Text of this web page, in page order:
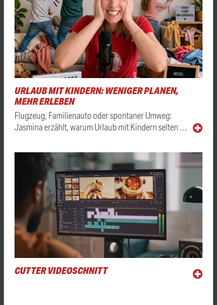
URLAUB MIT KINDERN: WENIGER PLANEN,
MEHR ERLEBEN
Flugzeug, Familienauto oder spontaner Umweg:
Jasmina erzählt, warum Urlaub mit Kindern selten …
CUTTER VIDEOSCHNITT